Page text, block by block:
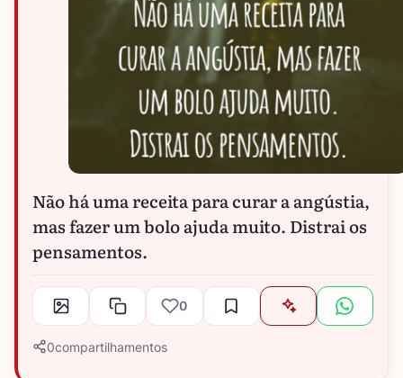
Não há uma receita para curar a angústia,
mas fazer um bolo ajuda muito. Distrai os
pensamentos.
0
0compartilhamentos